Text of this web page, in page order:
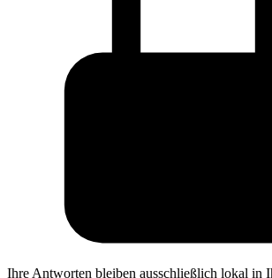
Ihre Antworten bleiben ausschließlich lokal in